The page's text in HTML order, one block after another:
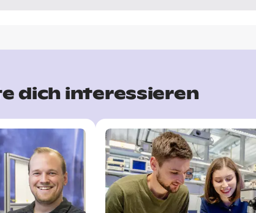
dich interessieren